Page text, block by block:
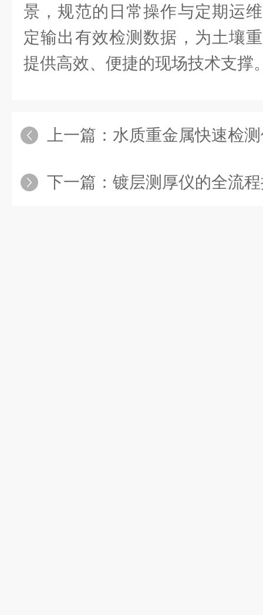
景，规范的日常操作与定期运
定输出有效检测数据，为土壤
提供高效、便捷的现场技术支撑
上一篇： 水质重金属快速检测仪整机功
下一篇： 镀层测厚仪的全流